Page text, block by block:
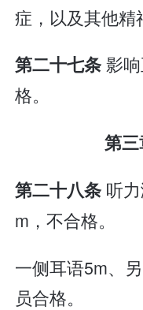
症，以及其他精
第二十七条影
格。
第
第二十八条 听
m，不合格。
一侧耳语5m、
员合格。